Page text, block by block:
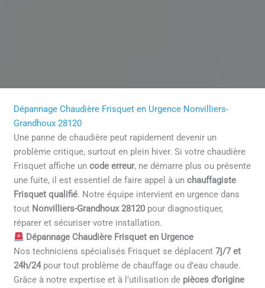
Dépannage Chaudière Frisquet en Urgence Nonvilliers-
Grandhoux 28120
Une panne de chaudière peut rapidement devenir un
problème critique, surtout en plein hiver. Si votre chaudière
Frisquet affiche uncode erreur, ne démarre plus ou présente
une fuite, il est essentiel de faire appel à unchauffagiste
Frisquet qualifié. Notre équipe intervient en urgence dans
tout Nonvilliers-Grandhoux 28120 pour diagnostiquer,
réparer et sécuriser votre installation.
Dépannage Chaudière Frisquet en Urgence
Nos techniciens spécialisés Frisquet se déplacent7j/7 et
24h/24pour tout problème de chauffage ou d’eau chaude.
Grâce à notre expertise et à l’utilisation de pièces d’origine